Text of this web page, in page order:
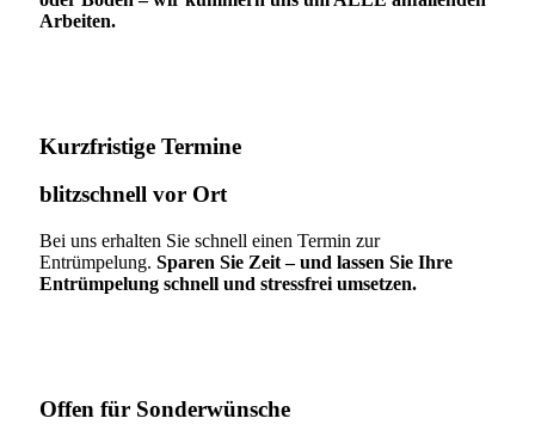
Arbeiten.
Kurzfristige Termine​
blitzschnell vor Ort
Bei uns erhalten Sie schnell einen Termin zur
Entrümpelung. Sparen Sie Zeit – und lassen Sie Ihre
Entrümpelung schnell und stressfrei umsetzen.
Offen für Sonderwünsche​